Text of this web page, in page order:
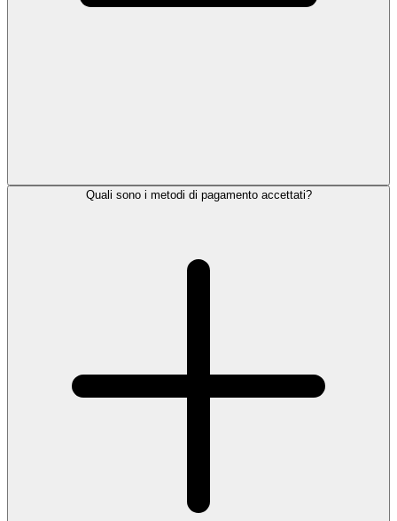
Quali sono i metodi di pagamento accettati?